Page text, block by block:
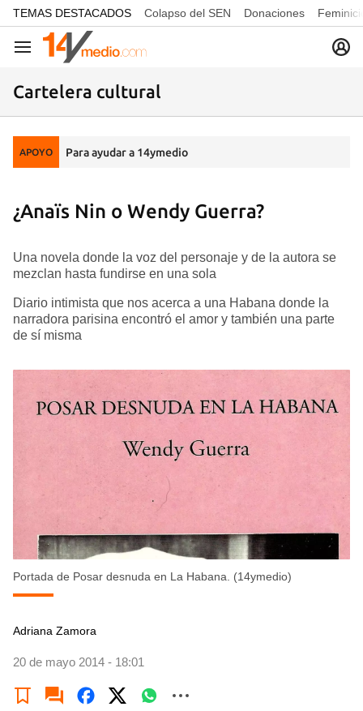
common.go-to-content
TEMAS DESTACADOS Colapso del SEN Donaciones
Navegación
Cartelera cultural
APOYO Para ayudar a 14ymedio
¿Anaïs Nin o Wendy Guerra?
Una novela donde la voz del personaje y de la autora se
mezclan hasta fundirse en una sola
Diario intimista que nos acerca a una Habana donde la
narradora parisina encontró el amor y también una parte
de sí misma
Portada de Posar desnuda en La Habana. (14ymedio)
Adriana Zamora
20 de mayo 2014 - 18:01